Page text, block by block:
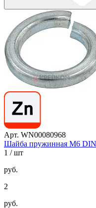
Арт. WN00080968
Шайба пружинная М6 DIN
1 / шт
руб.
2
руб.